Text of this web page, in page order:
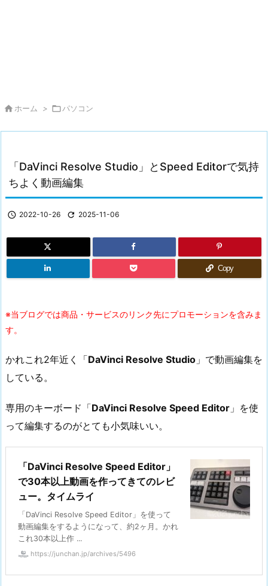
 ホーム > パソコン
「DaVinci Resolve Studio」とSpeed Editorで気持
ちよく動画編集
 2022-10-26  2025-11-06
Copy
※当ブログでは商品・サービスのリンク先にプロモーションを含みま
す。
かれこれ2年近く「DaVinci Resolve Studio 」で動画編集を
している。
専用のキーボード「DaVinci Resolve Speed Editor 」を使
って編集するのがとても小気味いい。
「DaVinci Resolve Speed Editor」
で30本以上動画を作ってきてのレビ
ュー。タイムライ
「DaVinci Resolve Speed Editor」を使って
動画編集をするようになって、約2ヶ月。かれ
これ30本以上作 ...
https://junchan.jp/archives/5496